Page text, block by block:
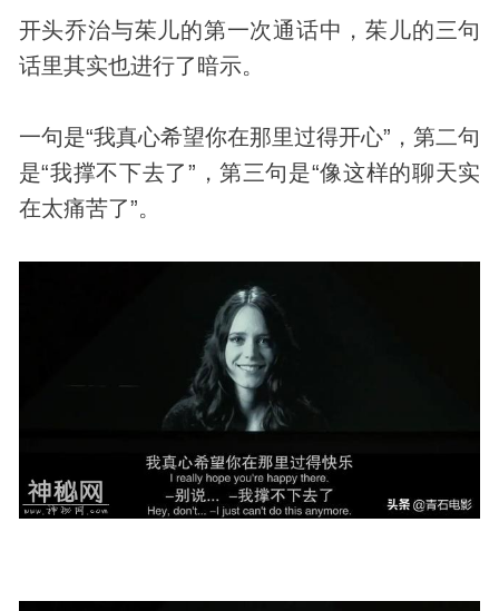
开头乔治与茱儿的第一次通话中，茱儿的三句
话里其实也进行了暗示。
一句是“我真心希望你在那里过得开心”，第二句
是“我撑不下去了”，第三句是“像这样的聊天实
在太痛苦了”。